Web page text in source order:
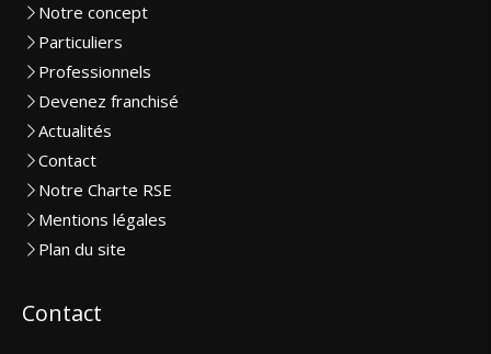
Notre concept
Particuliers
Professionnels
Devenez franchisé
Actualités
Contact
Notre Charte RSE
Mentions légales
Plan du site
Contact